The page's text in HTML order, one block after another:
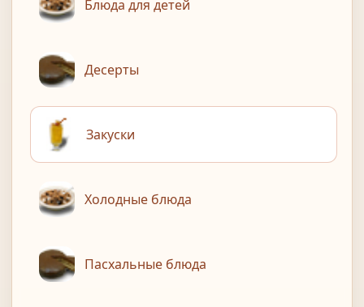
Блюда для детей
Десерты
Закуски
Холодные блюда
Пасхальные блюда